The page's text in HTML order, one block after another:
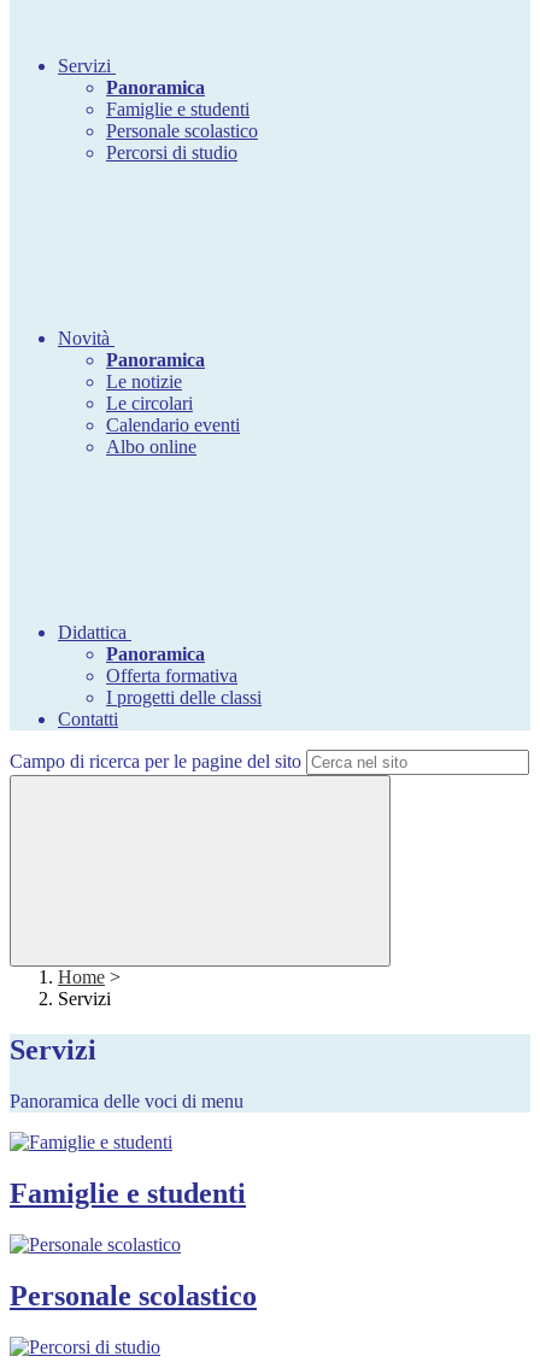
Servizi
Panoramica
Famiglie e studenti
Personale scolastico
Percorsi di studio
Novità
Panoramica
Le notizie
Le circolari
Calendario eventi
Albo online
Didattica
Panoramica
Offerta formativa
I progetti delle classi
Contatti
Campo di ricerca per le pagine del sito
Home >
Servizi
Servizi
Panoramica delle voci di menu
Famiglie e studenti
Personale scolastico